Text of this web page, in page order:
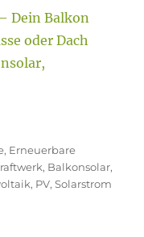
Dein Balkon
oder Dach
, Erneuerbare
, Balkonsolar,
, PV,Solarstrom